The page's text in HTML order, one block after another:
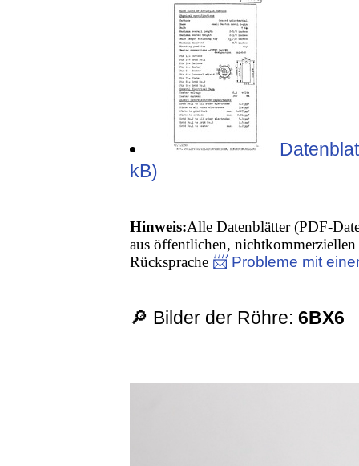
kB)
Hinweis:Alle Datenblätter (PDF-
aus öffentlichen,
Rücksprache 📨 Probleme mit
🔎 Bilder der Röhre:6BX6